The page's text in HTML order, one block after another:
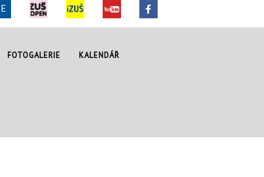
FOTOGALERIE KALENDÁŘ